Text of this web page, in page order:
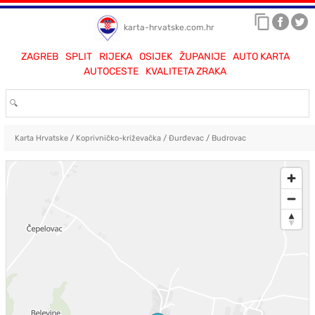
karta-hrvatske.com.hr
ZAGREB SPLIT RIJEKA OSIJEK ŽUPANIJE
AUTO KARTA
AUTOCESTE
KVALITETA ZRAKA
Karta Hrvatske/ Koprivničko-križevačka/ Đurđevac/ Budrovac